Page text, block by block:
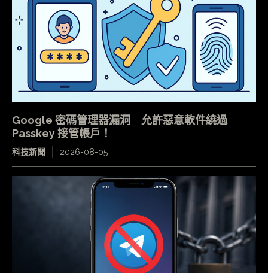
Google 密碼管理器漏洞 允許惡意軟件繞過
Passkey 接管帳戶！
科技新聞 2026-08-05